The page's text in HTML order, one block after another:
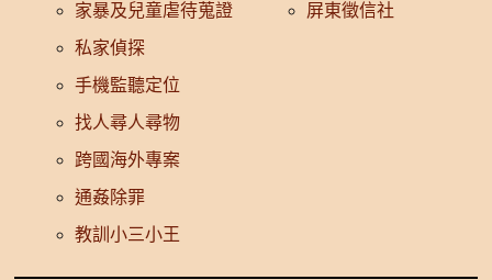
家暴及兒童虐待蒐證
私家偵探
手機監聽定位
找人尋人尋物
跨國海外專案
通姦除罪
教訓小三小王
屏東徵信社